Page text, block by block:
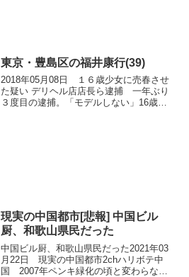
東京・豊島区の福井康行(39)
2018年05月08日 １６歳少女に売春させ
た疑い デリヘル店店長ら逮捕 一年ぶり
３度目の逮捕。「モデルしない」16歳少
現実の中国都市[悲報] 中国ビル
厨、和歌山県民だった
中国ビル厨、和歌山県民だった2021年03
月22日 現実の中国都市2chハリボテ中
国 2007年ペンキ緑化の頃と変わらない